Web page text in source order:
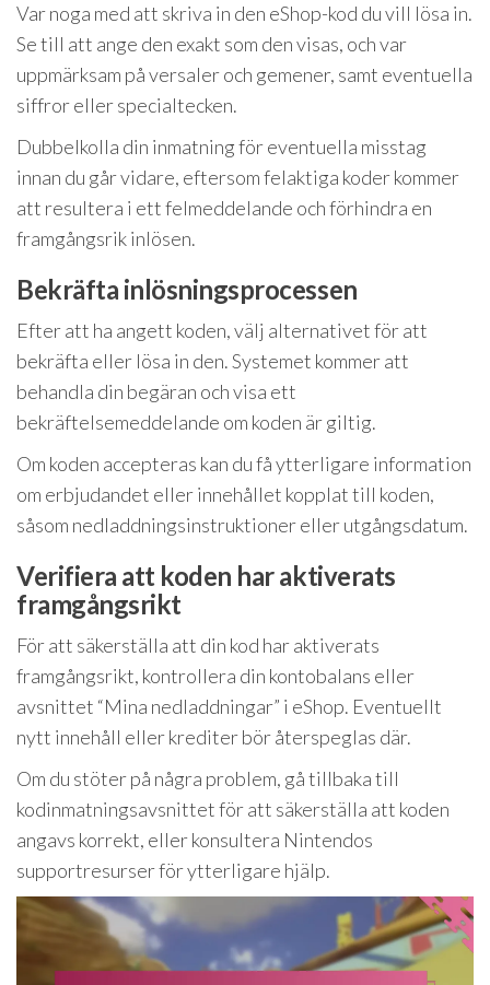
Var noga med att skriva in den eShop-kod du vill lösa in.
Se till att ange den exakt som den visas, och var
uppmärksam på versaler och gemener, samt eventuella
siffror eller specialtecken.
Dubbelkolla din inmatning för eventuella misstag
innan du går vidare, eftersom felaktiga koder kommer
att resultera i ett felmeddelande och förhindra en
framgångsrik inlösen.
Bekräfta inlösningsprocessen
Efter att ha angett koden, välj alternativet för att
bekräfta eller lösa in den. Systemet kommer att
behandla din begäran och visa ett
bekräftelsemeddelande om koden är giltig.
Om koden accepteras kan du få ytterligare information
om erbjudandet eller innehållet kopplat till koden,
såsom nedladdningsinstruktioner eller utgångsdatum.
Verifiera att koden har aktiverats
framgångsrikt
För att säkerställa att din kod har aktiverats
framgångsrikt, kontrollera din kontobalans eller
avsnittet “Mina nedladdningar” i eShop. Eventuellt
nytt innehåll eller krediter bör återspeglas där.
Om du stöter på några problem, gå tillbaka till
kodinmatningsavsnittet för att säkerställa att koden
angavs korrekt, eller konsultera Nintendos
supportresurser för ytterligare hjälp.